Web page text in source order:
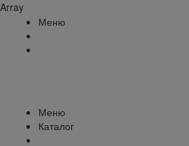
Array
Меню
Меню
Каталог